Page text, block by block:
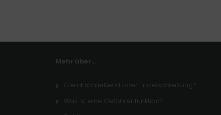
Mehr über...
Gleichschließend oder Einzelschließung?
Was ist eine Gefahrenfunktion?